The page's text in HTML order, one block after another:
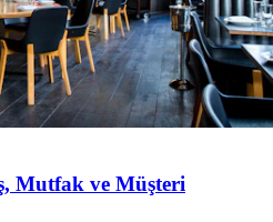
Mutfak ve Müşteri